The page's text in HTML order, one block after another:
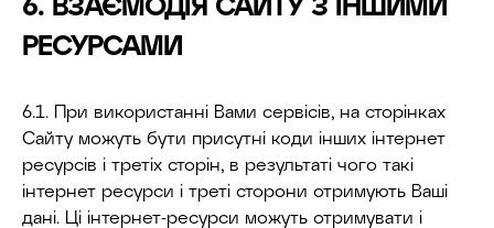
РЕСУРСАМИ
6.1. При використанні Вами сервісів, на сторінках
Сайту можуть бути присутні коди інших інтернет
ресурсів і третіх сторін, в результаті чого такі
інтернет ресурси і треті сторони отримують Ваші
дані. Ці інтернет-ресурси можуть отримувати і